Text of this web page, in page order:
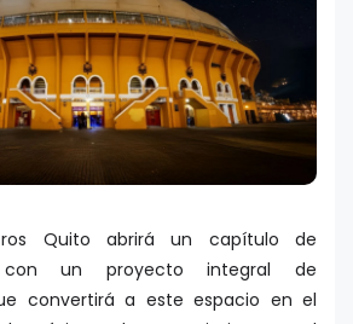
Quito abrirá un capítulo de
con un proyecto integral de
convertirá a este espacio en el